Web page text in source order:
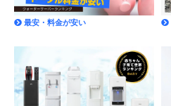
最安・料金が安い